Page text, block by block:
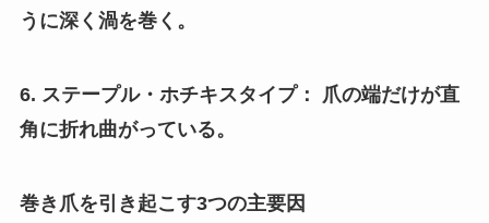
うに深く渦を巻く。
6. ステープル・ホチキスタイプ： 爪の端だけが直
角に折れ曲がっている。
巻き爪を引き起こす3つの主要因